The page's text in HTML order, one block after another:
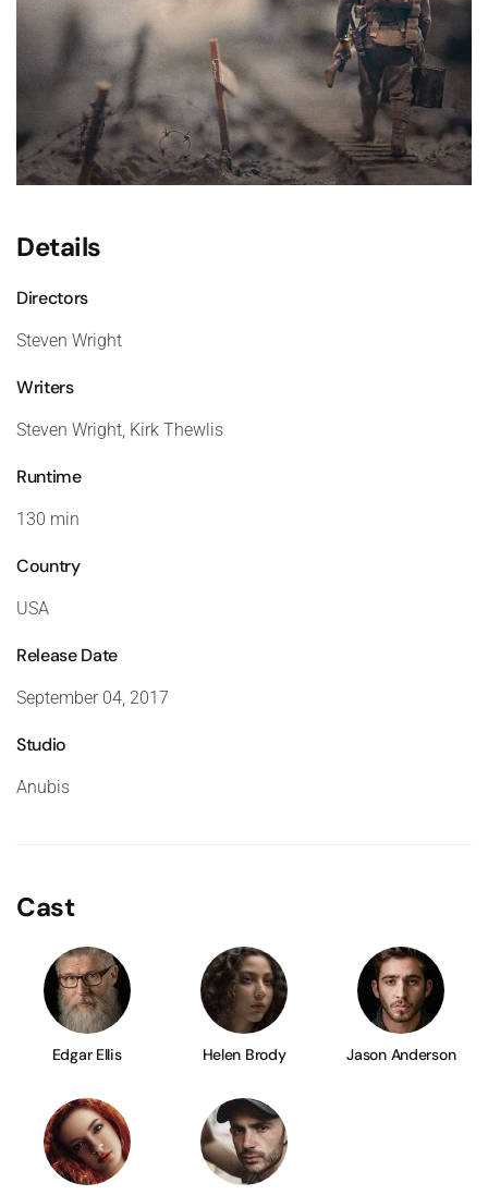
Details
Directors
Steven Wright
Writers
Steven Wright, Kirk Thewlis
Runtime
130 min
Country
USA
Release Date
September 04, 2017
Studio
Anubis
Cast
Edgar Ellis Helen Brody Jason Anderson